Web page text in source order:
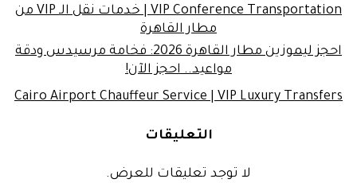
VIP Conference Transportation | خدمات نقل الـ VIP من
مطار القاهرة
احجز ليموزين مطار القاهرة 2026: فخامة مرسيدس ودقة
مواعيد.. احجز الآن!
Cairo Airport Chauffeur Service | VIP Luxury Transfers
التعليقات
لا توجد تعليقات للعرض.